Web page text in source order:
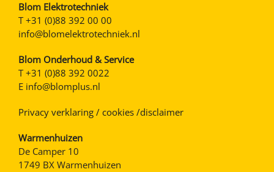
Blom Elektrotechniek
T+31 (0)88 392 00 00
info@blomelektrotechniek.nl
Blom Onderhoud & Service
T+31 (0)88 392 0022
E info@blomplus.nl
Privacy verklaring / cookies /disclaimer
Warmenhuizen
De Camper 10
1749 BX Warmenhuizen